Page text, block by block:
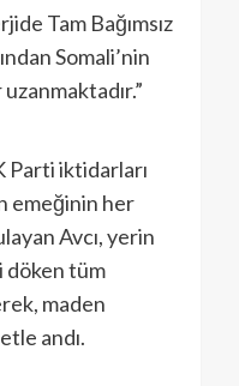
Tam Bağımsız
Somali’nin
Parti iktidarları
emeğinin her
Avcı, yerin
döken tüm
maden
andı.